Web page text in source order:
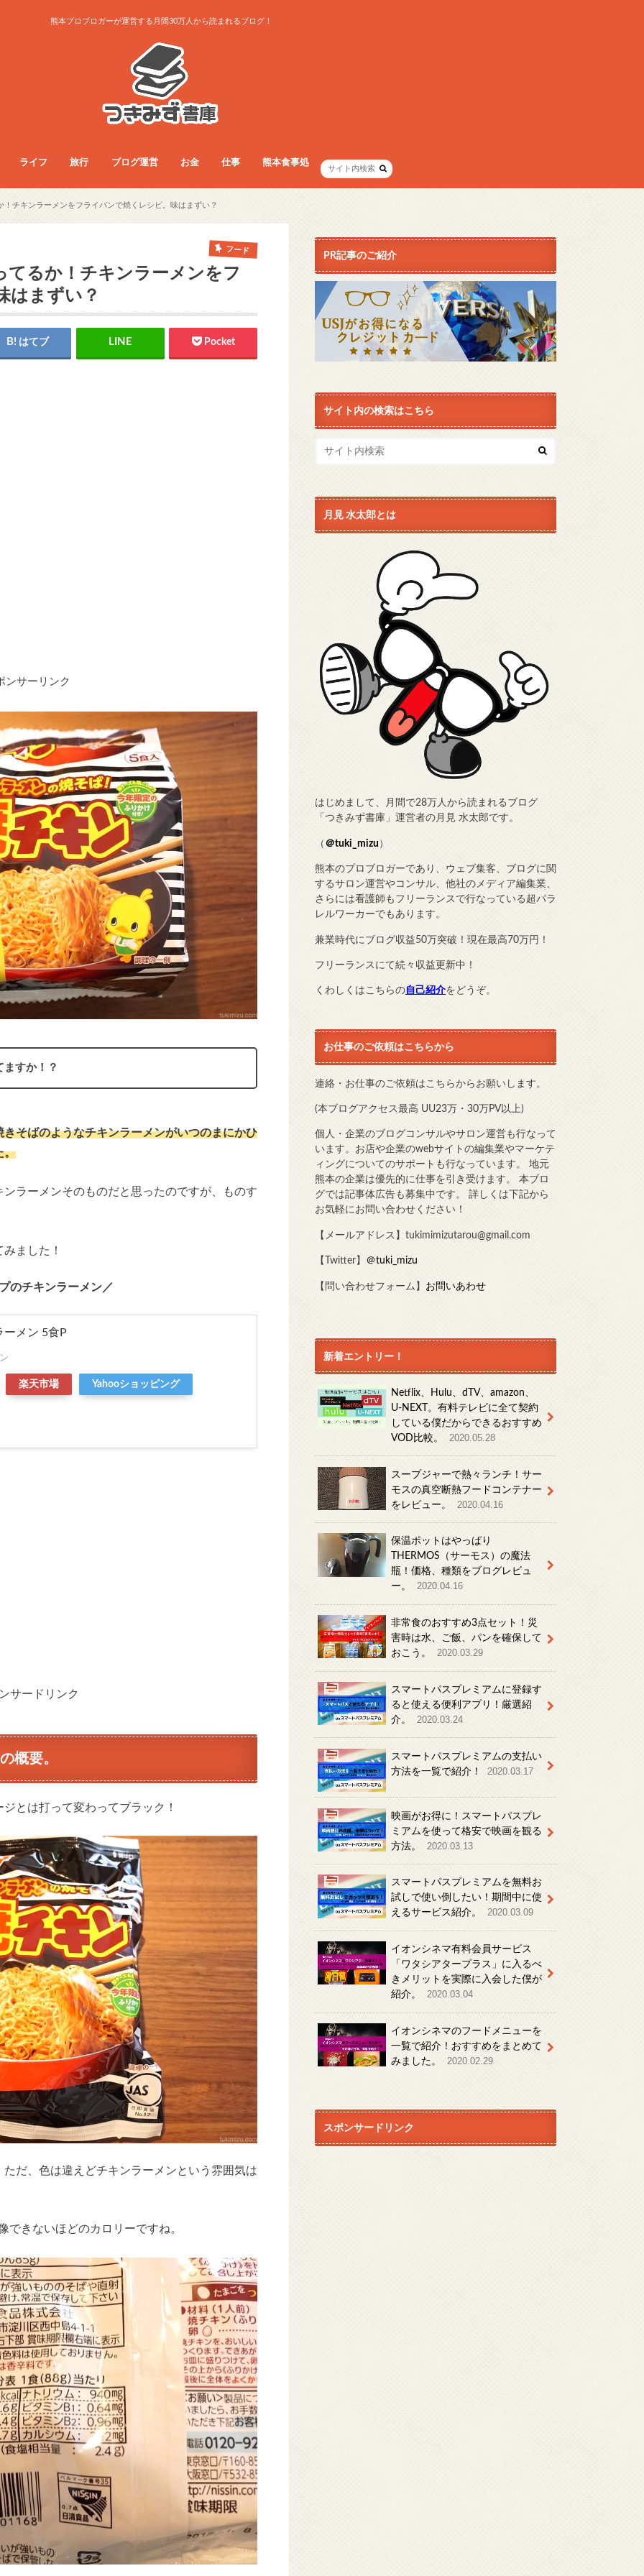
熊本プロブロガーが運営する月間30万人から読まれるブログ！
ライフ
ライフ
お得生活術
グッズレビュー
コラム
サービス
ダイエット
ファッション
フード
旅行
旅行総合
旅行術
旅行記
ブログ運営
ブログ運営
アクセス・収益
ノウハウ
お金
お金
フリーランス
副業
仕事
仕事総合
人間関係
仕事術
働き方
医療・看護師
熊本食事処
食事総合
モーニング
ランチ
夜ご飯
カフェ
居酒屋・BAR
パン屋
ラーメン
まとめ
チキンラーメンをフライパンで焼くレシピ。味はまずい？
フード
てるか！チキンラーメンをフ
はまずい？
はてブ Pocket
ンサーリンク
すか！？
きそばのようなチキンラーメンがいつのまにかひ
。
ラーメンそのものだと思ったのですが、ものす
ました！
のチキンラーメン／
ーメン 5食P
楽天市場 Yahooショッピング
サードリンク
概要。
とは打って変わってブラック！
だ、色は違えどチキンラーメンという雰囲気は
できないほどのカロリーですね。
PR記事のご紹介
サイト内の検索はこちら
月見 水太郎とは
はじめまして、月間で28万人から読まれるブログ
「つきみず書庫」運営者の月見 水太郎です。
（ ＠tuki_mizu ）
熊本のプロブロガーであり、ウェブ集客、ブログに関
するサロン運営やコンサル、他社のメディア編集業、
さらには看護師もフリーランスで行なっている超パラ
レルワーカーでもあります。
兼業時代にブログ収益50万突破！現在最高70万円！
フリーランスにて続々収益更新中！
くわしくはこちらの自己紹介をどうぞ。
お仕事のご依頼はこちらから
連絡・お仕事のご依頼はこちらからお願いします。
(本ブログアクセス最高 UU23万・30万PV以上)
個人・企業のブログコンサルやサロン運営も行なって
います。お店や企業のwebサイトの編集業やマーケテ
ィングについてのサポートも行なっています。 地元
熊本の企業は優先的に仕事を引き受けます。 本ブロ
グでは記事体広告も募集中です。 詳しくは下記から
お気軽にお問い合わせください！
【メールアドレス】tukimimizutarou@gmail.com
【Twitter】 ＠tuki_mizu
【問い合わせフォーム】 お問いあわせ
新着エントリー！
Netflix、Hulu、dTV、amazon、
U-NEXT。有料テレビに全て契約
している僕だからできるおすすめ
VOD比較。
2020.05.28
スープジャーで熱々ランチ！サー
モスの真空断熱フードコンテナー
をレビュー。
2020.04.16
保温ポットはやっぱり
THERMOS（サーモス）の魔法
瓶！価格、種類をブログレビュ
ー。
2020.04.16
非常食のおすすめ3点セット！災
害時は水、ご飯、パンを確保して
おこう。
2020.03.29
スマートパスプレミアムに登録す
ると使える便利アプリ！厳選紹
介。
2020.03.24
スマートパスプレミアムの支払い
方法を一覧で紹介！
2020.03.17
映画がお得に！スマートパスプレ
ミアムを使って格安で映画を観る
方法。
2020.03.13
スマートパスプレミアムを無料お
試しで使い倒したい！期間中に使
えるサービス紹介。
2020.03.09
イオンシネマ有料会員サービス
「ワタシアタープラス」に入るべ
きメリットを実際に入会した僕が
紹介。
2020.03.04
イオンシネマのフードメニューを
一覧で紹介！おすすめをまとめて
みました。
2020.02.29
スポンサードリンク